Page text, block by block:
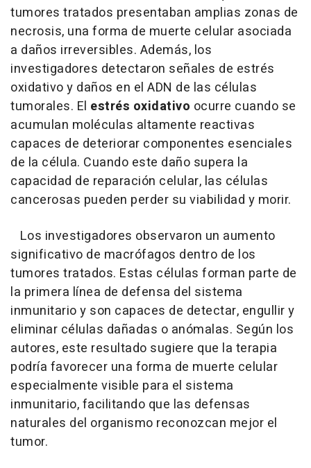
tumores tratados presentaban amplias zonas de
necrosis, una forma de muerte celular asociada
a daños irreversibles. Además, los
investigadores detectaron señales de estrés
oxidativo y daños en el ADN de las células
tumorales. El estrés oxidativo ocurre cuando se
acumulan moléculas altamente reactivas
capaces de deteriorar componentes esenciales
de la célula. Cuando este daño supera la
capacidad de reparación celular, las células
cancerosas pueden perder su viabilidad y morir.
Los investigadores observaron un aumento
significativo de macrófagos dentro de los
tumores tratados. Estas células forman parte de
la primera línea de defensa del sistema
inmunitario y son capaces de detectar, engullir y
eliminar células dañadas o anómalas. Según los
autores, este resultado sugiere que la terapia
podría favorecer una forma de muerte celular
especialmente visible para el sistema
inmunitario, facilitando que las defensas
naturales del organismo reconozcan mejor el
tumor.